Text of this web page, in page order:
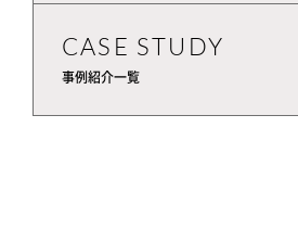
CASE STUDY
事例紹介一覧